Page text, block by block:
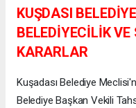
KUŞDASI
BELEDİYECİLİK
KARARLAR
Kuşadası Belediye
Belediye Başkan Vekili